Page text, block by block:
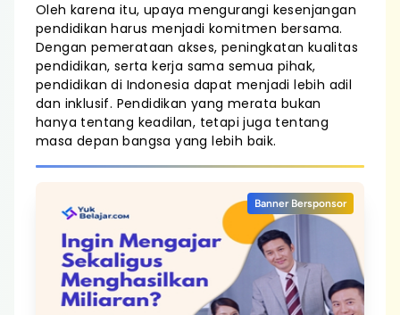
Oleh karena itu, upaya mengurangi kesenjangan
pendidikan harus menjadi komitmen bersama.
Dengan pemerataan akses, peningkatan kualitas
pendidikan, serta kerja sama semua pihak,
pendidikan di Indonesia dapat menjadi lebih adil
dan inklusif. Pendidikan yang merata bukan
hanya tentang keadilan, tetapi juga tentang
masa depan bangsa yang lebih baik.
Banner Bersponsor